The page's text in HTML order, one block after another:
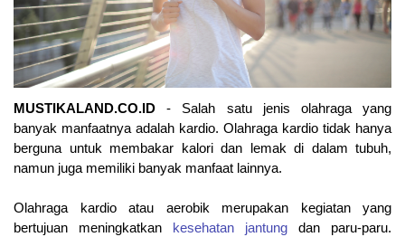
MUSTIKALAND.CO.ID - Salah satu jenis olahraga yang
banyak manfaatnya adalah kardio. Olahraga kardio tidak hanya
berguna untuk membakar kalori dan lemak di dalam tubuh,
namun juga memiliki banyak manfaat lainnya.
Olahraga kardio atau aerobik merupakan kegiatan yang
bertujuan meningkatkan
kesehatan jantung dan paru-paru.